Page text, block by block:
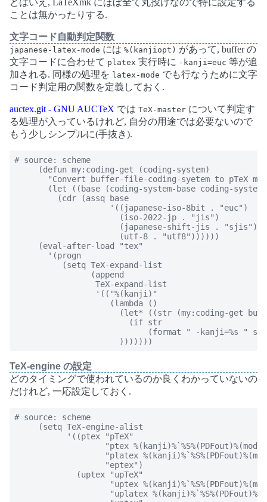
とはいえ, LaTeXmk にほぼ全て丸投げなので特に設定する
ことは無かったりする.
文字コード自動判定関数
japanese-latex-mode には %(kanjiopt) があって, buffer の
文字コードに合わせて platex 実行時に -kanji=euc 等が追
加される. 同様の処理を latex-mode でも行なうために文字
コード判定用の関数を定義しておく.
auctex.git - GNU AUCTeX では TeX-master について判定す
る処理が入っているけれど, 自分の用途では必要ないので
もう少しシンプルに(手抜き).
# source: scheme
     (defun my:coding-get (coding-system)
"Convert buffer-file-coding-syetem to pTeX
(let ((base (coding-system-base coding-
         (cdr (assq base
                    '((japanese-iso-8bit . "euc")
                      (iso-2022-jp . "jis")
                      (japanese-shift-jis . "sjis")
                      (utf-8 . "utf8"))))))
     (eval-after-load "tex"
       '(progn
          (setq TeX-expand-list
                (append
                 TeX-expand-list
                 '(("%(kanji)"
                    (lambda ()
(let* ((str (my:coding-get
                        (if str
(format " -kanji=%s "
                      )))))))
TeX-engine の設定
どのタイミングで使われているのか良くわかっていないの
だけれど, 一応設定しておく.
# source: scheme
     (setq TeX-engine-alist
           '((ptex "pTeX"
"ptex
"platex
                   "eptex")
             (uptex "upTeX"
"uptex
"uplatex